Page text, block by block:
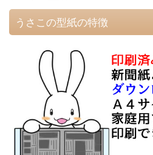
うさこの型紙の特徴